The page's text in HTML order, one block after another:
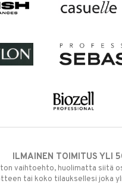
ILMAINEN TOIMITUS YLI
vaihtoehto, huolimatta siitä
tai koko tilauksellesi joka